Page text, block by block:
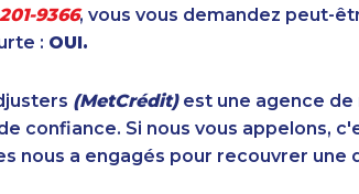
9366, vous vous demandez peut-
: OUI.
(MetCrédit)est une agence
confiance. Si nous vous appelons,
nous a engagés pour recouvrer une